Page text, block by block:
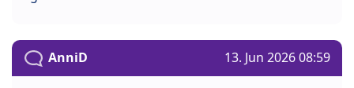
AnniD 13. Jun 2026 08:59